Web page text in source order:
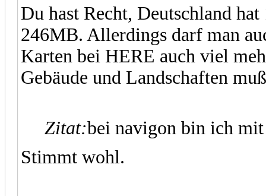
Du hast Recht, Deutschland
246MB. Allerdings darf man
Karten bei HERE auch viel
Gebäude und Landschaften
Zitat:bei navigon bin ich
Stimmt wohl.